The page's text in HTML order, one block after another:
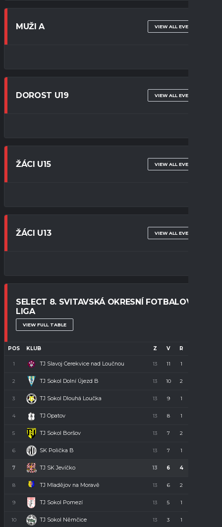
MUŽI A VIEW ALL EVENTS
DOROST U19 VIEW ALL EVENTS
ŽÁCI U15 VIEW ALL EVENTS
ŽÁCI U13 VIEW ALL EVENTS
SELECT 8. SVITAVSKÁ OKRESNÍ FOTBALOVÁ
LIGA
VIEW FULL TABLE
POS KLUB Z V R
1 TJ Slavoj Cerekvice nad Loučnou 13 11 1
2 TJ Sokol Dolní Újezd B 13 10 2
3 TJ Sokol Dlouhá Loučka 13 9 1
4 TJ Opatov 13 8 1
5 TJ Sokol Boršov 13 7 2
6 SK Polička B 13 7 1
7 TJ SK Jevíčko 13 6 4
8 TJ Mladějov na Moravě 13 6 2
9 TJ Sokol Pomezí 13 5 1
10 TJ Sokol Němčice 13 3 1